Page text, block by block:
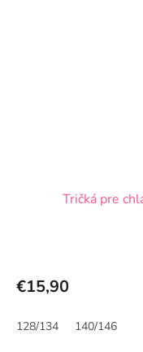
Tričká pre
€15,90
128/134 140/146